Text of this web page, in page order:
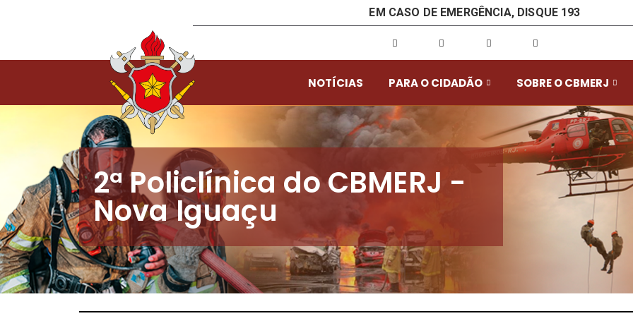
EM CASO DE EMERGÊNCIA, DISQUE 193
NOTÍCIAS PARA O CIDADÃO SOBRE O CBMERJ
2ª Policlínica do CBMERJ -
Nova Iguaçu